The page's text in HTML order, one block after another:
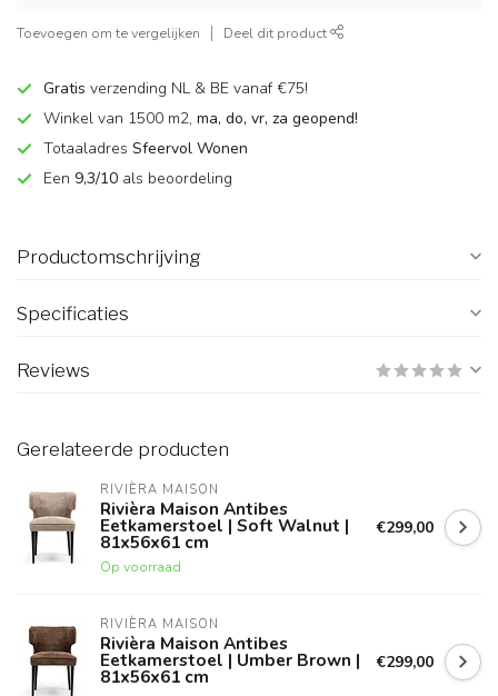
Toevoegen om te vergelijken Deel dit product
Gratis verzending NL & BE vanaf €75!
Winkel van 1500 m2, ma, do, vr, za geopend!
Totaaladres Sfeervol Wonen
Een 9,3/10 als beoordeling
Productomschrijving
Specificaties
Reviews
Gerelateerde producten
RIVIÈRA MAISON
Rivièra Maison Antibes
Eetkamerstoel | Soft Walnut |
81x56x61 cm
Op voorraad
€299,00
RIVIÈRA MAISON
Rivièra Maison Antibes
Eetkamerstoel | Umber Brown |
81x56x61 cm
€299,00